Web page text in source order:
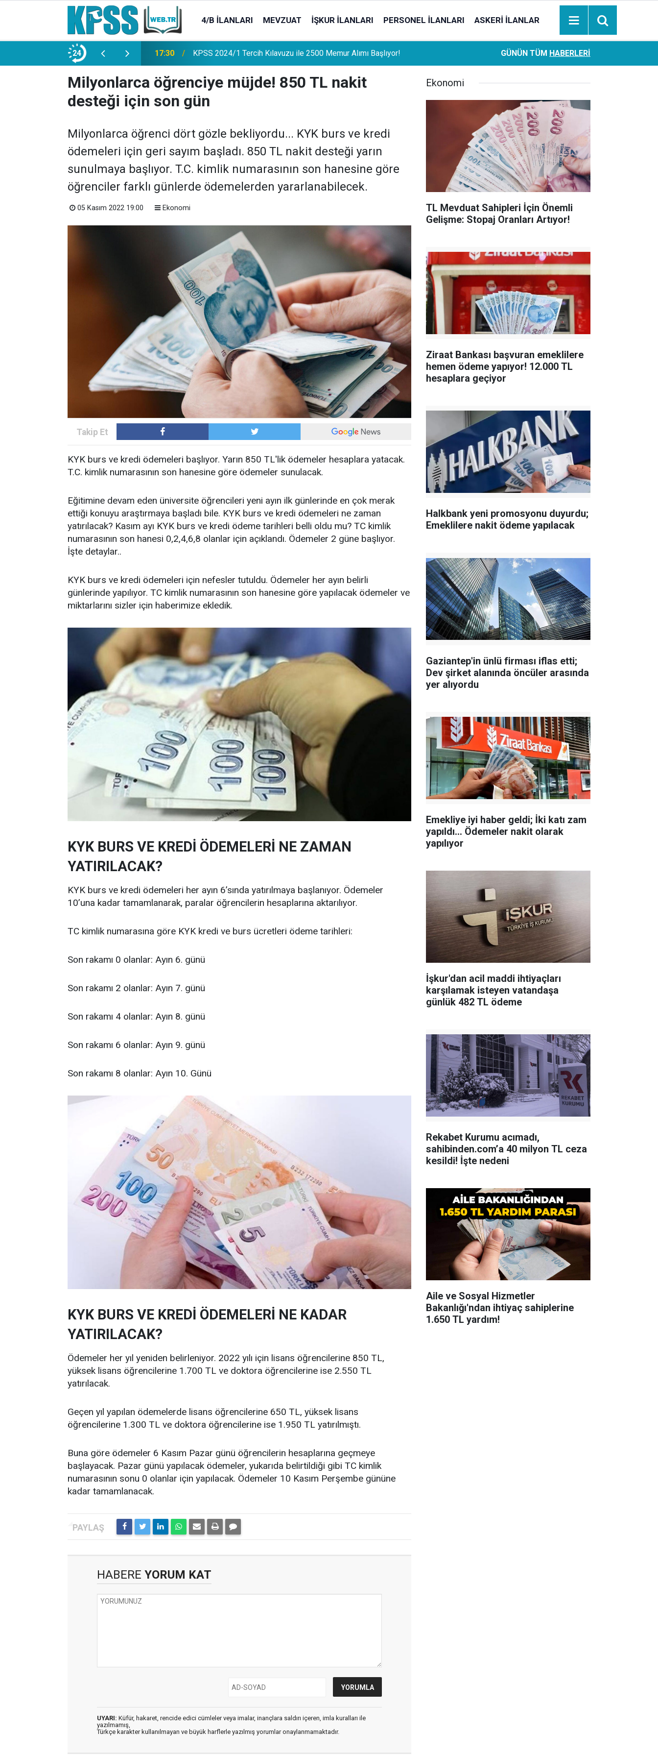
4/B İLANLARI MEVZUAT İŞKUR İLANLARI PERSONEL İLANLARI ASKERI İLANLAR
24
Memur Alımı Başlıyor! 21:20 TL Mevduat Sahipleri İçin Önemli Gelişme: Stopaj Oranları Artıyor!
Ziraat Bankası başvuran emeklilere hemen ödeme
hesaplara geçiyor
GÜNÜN TÜM HABERLERI
Milyonlarca öğrenciye müjde! 850 TL nakit
desteği için son gün
Milyonlarca öğrenci dört gözle bekliyordu... KYK burs ve kredi
ödemeleri için geri sayım başladı. 850 TL nakit desteği yarın
sunulmaya başlıyor. T.C. kimlik numarasının son hanesine göre
öğrenciler farklı günlerde ödemelerden yararlanabilecek.
05 Kasım 2022 19:00 Ekonomi
KYK burs ve kredi ödemeleri başlıyor. Yarın 850 TL'lik ödemeler hesaplara yatacak.
T.C. kimlik numarasının son hanesine göre ödemeler sunulacak.
Eğitimine devam eden üniversite öğrencileri yeni ayın ilk günlerinde en çok merak
ettiği konuyu araştırmaya başladı bile. KYK burs ve kredi ödemeleri ne zaman
yatırılacak? Kasım ayı KYK burs ve kredi ödeme tarihleri belli oldu mu? TC kimlik
numarasının son hanesi 0,2,4,6,8 olanlar için açıklandı. Ödemeler 2 güne başlıyor.
İşte detaylar..
KYK burs ve kredi ödemeleri için nefesler tutuldu. Ödemeler her ayın belirli
günlerinde yapılıyor. TC kimlik numarasının son hanesine göre yapılacak ödemeler ve
miktarlarını sizler için haberimize ekledik.
KYK BURS VE KREDİ ÖDEMELERİ NE ZAMAN
YATIRILACAK?
KYK burs ve kredi ödemeleri her ayın 6’sında yatırılmaya başlanıyor. Ödemeler
10’una kadar tamamlanarak, paralar öğrencilerin hesaplarına aktarılıyor.
TC kimlik numarasına göre KYK kredi ve burs ücretleri ödeme tarihleri:
Son rakamı 0 olanlar: Ayın 6. günü
Son rakamı 2 olanlar: Ayın 7. günü
Son rakamı 4 olanlar: Ayın 8. günü
Son rakamı 6 olanlar: Ayın 9. günü
Son rakamı 8 olanlar: Ayın 10. Günü
KYK BURS VE KREDİ ÖDEMELERİ NE KADAR
YATIRILACAK?
Ödemeler her yıl yeniden belirleniyor. 2022 yılı için lisans öğrencilerine 850 TL,
yüksek lisans öğrencilerine 1.700 TL ve doktora öğrencilerine ise 2.550 TL
yatırılacak.
Geçen yıl yapılan ödemelerde lisans öğrencilerine 650 TL, yüksek lisans
öğrencilerine 1.300 TL ve doktora öğrencilerine ise 1.950 TL yatırılmıştı.
Buna göre ödemeler 6 Kasım Pazar günü öğrencilerin hesaplarına geçmeye
başlayacak. Pazar günü yapılacak ödemeler, yukarıda belirtildiği gibi TC kimlik
numarasının sonu 0 olanlar için yapılacak. Ödemeler 10 Kasım Perşembe gününe
kadar tamamlanacak.
HABERE YORUM KAT
UYARI: Küfür, hakaret, rencide edici cümleler veya imalar, inançlara saldırı içeren, imla kuralları ile
yazılmamış,
Türkçe karakter kullanılmayan ve büyük harflerle yazılmış yorumlar onaylanmamaktadır.
Ekonomi
TL Mevduat Sahipleri İçin Önemli
Gelişme: Stopaj Oranları Artıyor!
Ziraat Bankası başvuran emeklilere
hemen ödeme yapıyor! 12.000 TL
hesaplara geçiyor
Halkbank yeni promosyonu duyurdu;
Emeklilere nakit ödeme yapılacak
Gaziantep'in ünlü firması iflas etti;
Dev şirket alanında öncüler arasında
yer alıyordu
Emekliye iyi haber geldi; İki katı zam
yapıldı... Ödemeler nakit olarak
yapılıyor
İşkur'dan acil maddi ihtiyaçları
karşılamak isteyen vatandaşa
günlük 482 TL ödeme
Rekabet Kurumu acımadı,
sahibinden.com’a 40 milyon TL ceza
kesildi! İşte nedeni
Aile ve Sosyal Hizmetler
Bakanlığı'ndan ihtiyaç sahiplerine
1.650 TL yardım!